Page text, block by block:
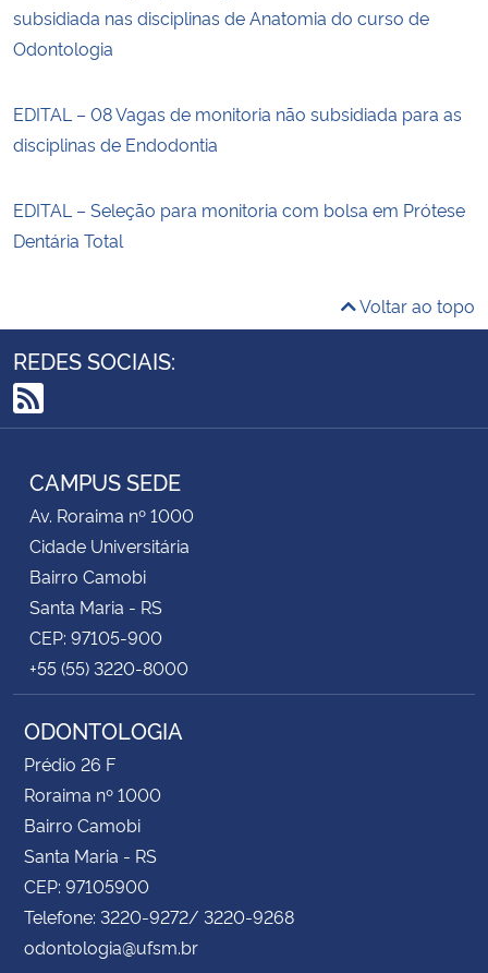
subsidiada nas disciplinas de Anatomia do curso de
Odontologia
EDITAL – 08 Vagas de monitoria não subsidiada para as
disciplinas de Endodontia
EDITAL – Seleção para monitoria com bolsa em Prótese
Dentária Total
Voltar ao topo
REDES SOCIAIS:
RSS
CAMPUS SEDE
Av. Roraima nº 1000
Cidade Universitária
Bairro Camobi
Santa Maria - RS
CEP: 97105-900
+55 (55) 3220-8000
ODONTOLOGIA
Prédio 26 F
Roraima nº 1000
Bairro Camobi
Santa Maria - RS
CEP: 97105900
Telefone: 3220-9272/ 3220-9268
odontologia@ufsm.br